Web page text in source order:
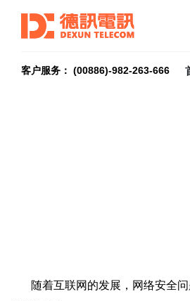
客户服务： (00886)-982-263-666
随着互联网的发展，网络安全